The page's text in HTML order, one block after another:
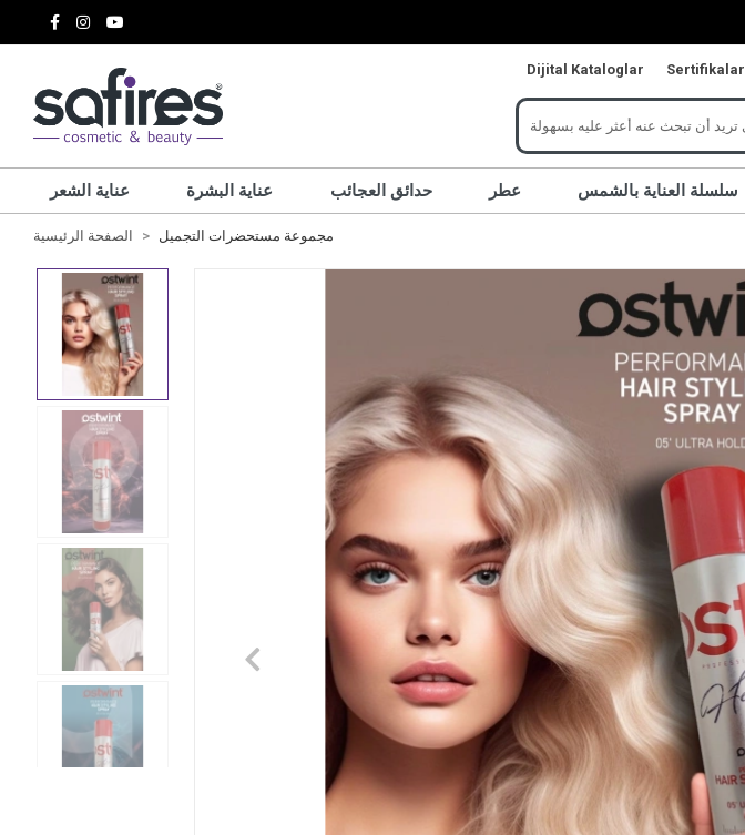
Dijital Kataloglar Sertifikalar
عناية الشعر عناية البشرة حدائق العجائب عطر سلسلة العناية بالشمس
الصفحة الرئيسية مجموعة مستحضرات التجميل